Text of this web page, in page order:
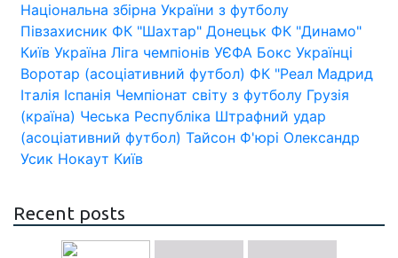
Національна збірна України з футболу
Півзахисник ФК "Шахтар" Донецьк ФК "Динамо"
Київ Україна Ліга чемпіонів УЄФА Бокс Українці
Воротар (асоціативний футбол) ФК "Реал Мадрид
Італія Іспанія Чемпіонат світу з футболу Грузія
(країна) Чеська Республіка Штрафний удар
(асоціативний футбол) Тайсон Ф'юрі Олександр
Усик Нокаут Київ
Recent posts